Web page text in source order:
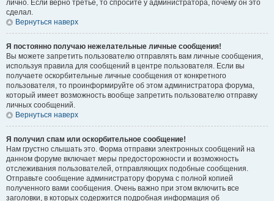
лично. Если верно третье, то спросите у администратора, почему он это
сделал.
Вернуться наверх
Я постоянно получаю нежелательные личные сообщения!
Вы можете запретить пользователю отправлять вам личные сообщения,
используя правила для сообщений в центре пользователя. Если вы
получаете оскорбительные личные сообщения от конкретного
пользователя, то проинформируйте об этом администратора форума,
который имеет возможность вообще запретить пользователю отправку
личных сообщений.
Вернуться наверх
Я получил спам или оскорбительное сообщение!
Нам грустно слышать это. Форма отправки электронных сообщений на
данном форуме включает меры предосторожности и возможность
отслеживания пользователей, отправляющих подобные сообщения.
Отправьте сообщение администратору форума с полной копией
полученного вами сообщения. Очень важно при этом включить все
заголовки, в которых содержится подробная информация об